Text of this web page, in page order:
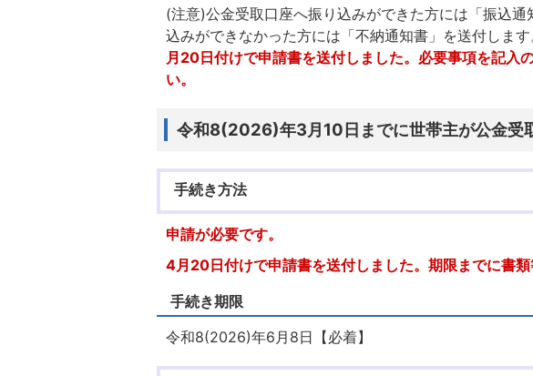
(注意)公金受取口座へ振り込みができた方には「振込
込みができなかった方には「不納通知書」を送付します
月20日付けで申請書を送付しました。必要事項を記入
い。
令和8(2026)年3月10日までに世帯主が公金受
手続き方法
申請が必要です。
4月20日付けで申請書を送付しました。期限までに書類
手続き期限
令和8(2026)年6月8日【必着】